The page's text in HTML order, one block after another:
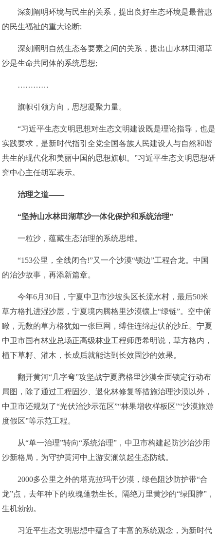
深刻阐明环境与民生的关系，提出良好生态环境是最普惠
的民生福祉的重大论断;
深刻阐明自然生态各要素之间的关系，提出山水林田湖草
沙是生命共同体的系统思想;
…………
旗帜引领方向，思想凝聚力量。
“习近平生态文明思想对生态文明建设既是理论指导，也是
实践要求，是新时代指引全党全国各族人民建设人与自然和谐
共生的现代化和美丽中国的思想旗帜。”习近平生态文明思想研
究中心主任胡军表示。
治理之道——
“坚持山水林田湖草沙一体化保护和系统治理”
一粒沙，蕴藏生态治理的系统思维。
“153公里，全线闭合!”又一个沙漠“锁边”工程合龙。中国
的治沙故事，再添新篇章。
今年6月30日，宁夏中卫市沙坡头区长流水村，最后50米
草方格扎进湿沙层，宁夏境内腾格里沙漠镶上“绿链”。空中俯
瞰，无数的草方格犹如一张巨网，缚住连绵起伏的沙丘。宁夏
中卫市国有林业总场正高级林业工程师唐希明说，草方格内，
植下草籽、灌木，长成后就能达到长效固沙的效果。
翻开黄河“几字弯”攻坚战宁夏腾格里沙漠全面锁定行动布
局图，除了通过工程固沙、退化林修复等措施治理沙漠以外，
中卫市还规划了“光伏治沙示范区”“林果增收样板区”“沙漠旅游
度假区”等示范工程。
从“单一治理”转向“系统治理”，中卫市构建起防沙治沙用
沙新格局，为守护黄河中上游安澜筑起生态防线。
2000多公里之外的塔克拉玛干沙漠，绿色阻沙防护带“合
龙”点，去年种下的玫瑰蓬勃生长。隔绝万里黄沙的“绿围脖”，
生机勃勃。
习近平生态文明思想中蕴含了丰富的系统观念，为新时代